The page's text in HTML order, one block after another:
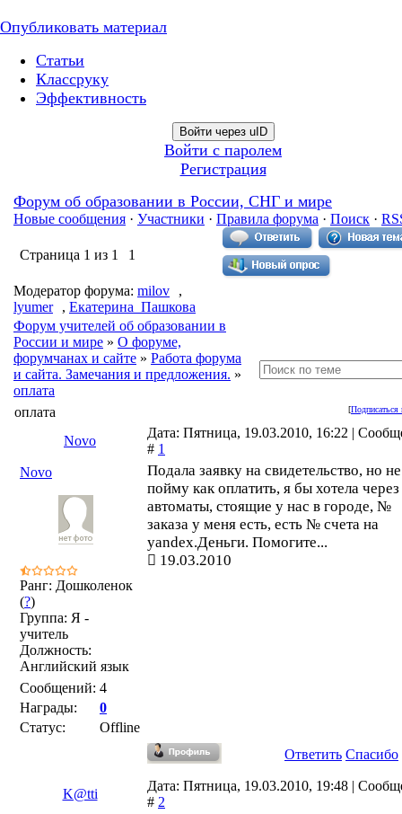
Опубликовать материал
Статьи
Классруку
Эффективность
Войти через uID
Войти с паролем
Регистрация
Форум об образовании в России, СНГ и мире
Новые сообщения · Участники · Правила форума · Поиск ·
Страница 1 из 1 1
Модератор форума: milov
,
lyumer
, Екатерина_Пашкова
Форум учителей об образовании в
России и мире » О форуме,
форумчанах и сайте » Работа форума
и сайта. Замечания и предложения. »
оплата
[Подписаться
оплата
Novo
Дата: Пятница, 19.03.2010, 16:22 |
# 1
Novo
Ранг: Дошколенок
(?)
Группа: Я -
учитель
Должность:
Английский язык
Сообщений: 4
Награды:
0
Статус:
Offline
Подала заявку на свидетельство, но не
пойму как оплатить, я бы хотела через
автоматы, стоящие у нас в городе, №
заказа у меня есть, есть № счета на
yandex.Деньги. Помогите...
19.03.2010
Ответить Спасибо
K@tti
Дата: Пятница, 19.03.2010, 19:48 |
# 2